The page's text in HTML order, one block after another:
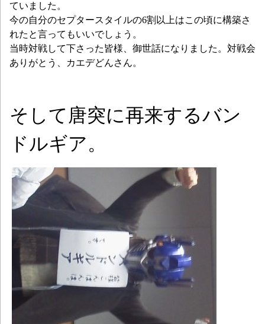
ていました。
今の自分のセプタースタイルの6割以上はこの頃に構築さ
れたと言ってもいいでしょう。
当時対戦して下さった皆様、御世話になりました。対戦会
ありがとう、カエデどんさん。
そして唐突に再来するバン
ドルギア。